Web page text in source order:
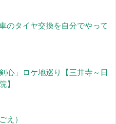
のタイヤ交換を自分でやって
心」ロケ地巡り【三井寺～日
】
え）